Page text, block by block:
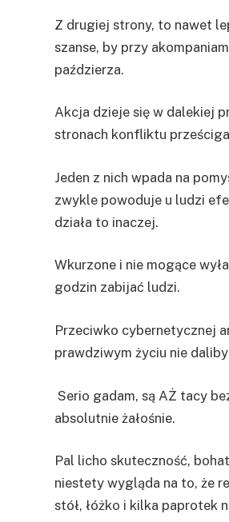
Z drugiej strony, to nawet
szanse, by przy
paździerza.
Akcja dzieje się w dalekiej
stronach konfliktu
Jeden z nich wpada na
zwykle powoduje u ludzi
działa to inaczej.
Wkurzone i nie mogące
godzin zabijać ludzi.
Przeciwko cybernetycznej
prawdziwym życiu nie
Serio gadam, są AŻ tacy
absolutnie żałośnie.
Pal licho skuteczność,
niestety wygląda na to, że
stół, łóżko i kilka paprotek